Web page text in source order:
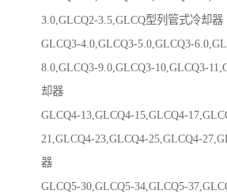
3.0,GLCQ2-3.5,GLCQ型列管式冷却器
GLCQ3-4.0,GLCQ3-5.0,GLCQ3-
8.0,GLCQ3-9.0,GLCQ3-10,GLCQ3-
却器
GLCQ4-13,GLCQ4-15,GLCQ4-
21,GLCQ4-23,GLCQ4-25,GLCQ4-
器
GLCQ5-30,GLCQ5-34,GLCQ5-